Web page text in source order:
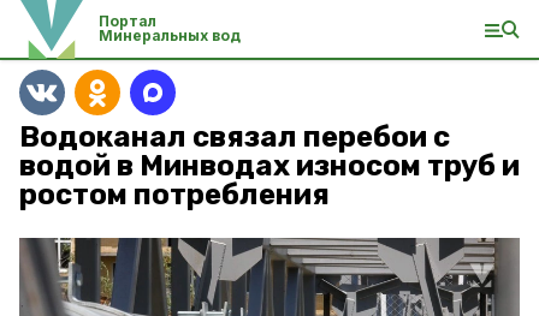
Портал
Минеральных вод
Водоканал связал перебои с
водой в Минводах износом труб и
ростом потребления